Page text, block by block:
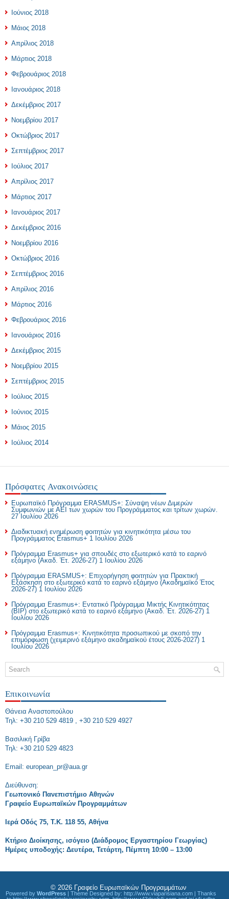
Ιούνιος 2018
Μάιος 2018
Απρίλιος 2018
Μάρτιος 2018
Φεβρουάριος 2018
Ιανουάριος 2018
Δεκέμβριος 2017
Νοεμβρίου 2017
Οκτώβριος 2017
Σεπτέμβριος 2017
Ιούλιος 2017
Απρίλιος 2017
Μάρτιος 2017
Ιανουάριος 2017
Δεκέμβριος 2016
Νοεμβρίου 2016
Οκτώβριος 2016
Σεπτέμβριος 2016
Απρίλιος 2016
Μάρτιος 2016
Φεβρουάριος 2016
Ιανουάριος 2016
Δεκέμβριος 2015
Νοεμβρίου 2015
Σεπτέμβριος 2015
Ιούλιος 2015
Ιούνιος 2015
Μάιος 2015
Ιούλιος 2014
Πρόσφατες Ανακοινώσεις
Ευρωπαϊκό Πρόγραμμα ERASMUS+: Σύναψη νέων Διμερών
Συμφωνιών με ΑΕΙ των χωρών του Προγράμματος και τρίτων χωρών.
27 Ιουλίου 2026
Διαδικτυακή ενημέρωση φοιτητών για κινητικότητα μέσω του
Προγράμματος Erasmus+ 1 Ιουλίου 2026
Πρόγραμμα Erasmus+ για σπουδές στο εξωτερικό κατά το εαρινό
εξάμηνο (Ακαδ. Έτ. 2026-27) 1 Ιουλίου 2026
Πρόγραμμα ERASMUS+: Επιχορήγηση φοιτητών για Πρακτική
Εξάσκηση στο εξωτερικό κατά το εαρινό εξάμηνο (Ακαδημαϊκό Έτος
2026-27) 1 Ιουλίου 2026
Πρόγραμμα Erasmus+: Εντατικό Πρόγραμμα Μικτής Κινητικότητας
(BIP) στο εξωτερικό κατά το εαρινό εξάμηνο (Ακαδ. Έτ. 2026-27) 1
Ιουλίου 2026
Πρόγραμμα Erasmus+: Κινητικότητα προσωπικού με σκοπό την
επιμόρφωση (χειμερινό εξάμηνο ακαδημαϊκού έτους 2026-2027) 1
Ιουλίου 2026
Επικοινωνία
Θάνεια Αναστοπούλου
Τηλ: +30 210 529 4819 , +30 210 529 4927
Bασιλική Γρίβα
Τηλ: +30 210 529 4823
Εmail: european_pr@aua.gr
Διεύθυνση:
Γεωπονικό Πανεπιστήμιο Αθηνών
Γραφείο Ευρωπαϊκών Προγραμμάτων
Ιερά Οδός 75, Τ.Κ. 118 55, Αθήνα
Κτήριο Διοίκησης, ισόγειο (Διάδρομος Εργαστηρίου Γεωργίας)
Ημέρες υποδοχής: Δευτέρα, Τετάρτη, Πέμπτη 10:00 – 13:00
© 2026 Γραφείο Ευρωπαϊκών Προγραμμάτων
Powered by WordPress| Theme Designed by: http://www.viaparisiana.com| Thanks